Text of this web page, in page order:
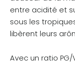
entre acidité et
sous les
libèrent leurs
Avec un ratio